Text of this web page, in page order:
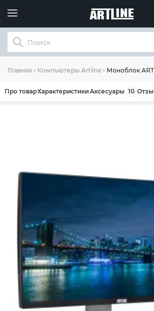
Главная Компьютеры Artline Моноблок
Про товарХарактеристикиАксесуары 10
нашей продукции. Мы уверены,
приобретенная вами техника
вам долгие годы при
эксплуатации и хранения.
Artline комп'ютери